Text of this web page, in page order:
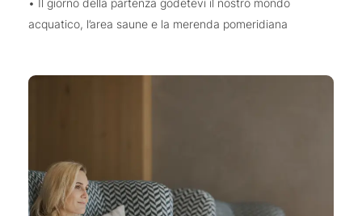
• Il giorno della partenza godetevi il nostro mondo
acquatico, l’area saune e la merenda pomeridiana